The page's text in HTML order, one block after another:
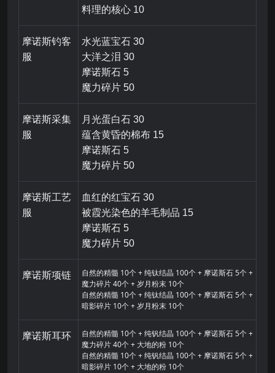
料理的核心 10
摩诺斯钓客
服
水光蓝宝石 30
大洋之泪 30
摩诺斯石 5
魔力碎片 50
摩诺斯采集
服
月光蛋白石 30
蕴含黄昏的棉布 15
摩诺斯石 5
魔力碎片 50
摩诺斯工艺
服
血红的红宝石 30
被霞光染色的羊毛制品 15
摩诺斯石 5
魔力碎片 50
摩诺斯项链
自然的精髓 10个 + 纯钛结晶 100个 + 摩诺斯石 5个 +
魔力碎片 40个 + 岁月粉末 10个
自然的精髓 10个 + 纯钛结晶 100个 + 摩诺斯石 5个 +
暗影碎片 10个 + 岁月粉末 10个
摩诺斯耳环
自然的精髓 10个 + 纯钒结晶 100个 + 摩诺斯石 5个 +
魔力碎片 40个 + 大地的粉 10个
自然的精髓 10个 + 纯钒结晶 100个 + 摩诺斯石 5个 +
暗影碎片 10个 + 大地的粉 10个